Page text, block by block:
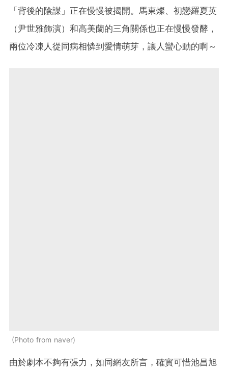
「背後的陰謀」正在慢慢被揭開。馬東燦、初戀羅夏英
（尹世雅飾演）和高美蘭的三角關係也正在慢慢發酵，
兩位冷凍人從同病相憐到愛情萌芽，讓人蠻心動的啊～
Photo from naver
由於劇本不夠有張力，如同網友所言，確實可惜池昌旭